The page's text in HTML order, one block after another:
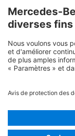
Identification